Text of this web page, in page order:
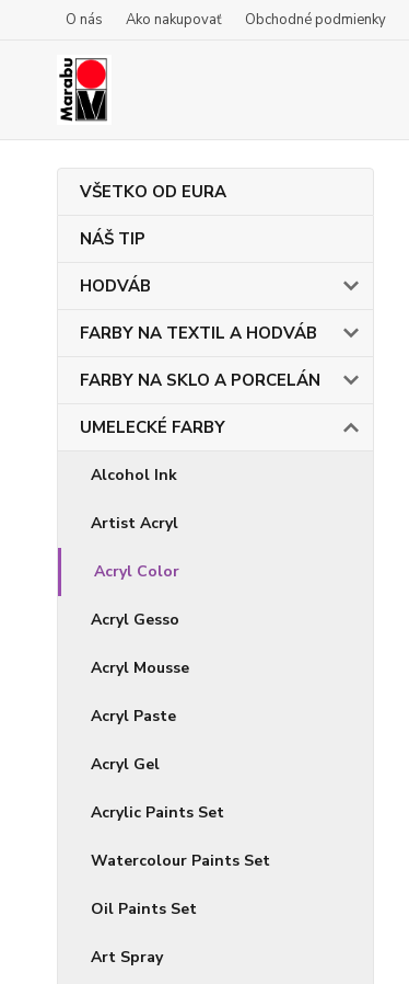
O nás Ako nakupovať Obchodné podmienky
VŠETKO OD EURA
NÁŠ TIP
HODVÁB
FARBY NA TEXTIL A HODVÁB
FARBY NA SKLO A PORCELÁN
UMELECKÉ FARBY
Alcohol Ink
Artist Acryl
Acryl Color
Acryl Gesso
Acryl Mousse
Acryl Paste
Acryl Gel
Acrylic Paints Set
Watercolour Paints Set
Oil Paints Set
Art Spray